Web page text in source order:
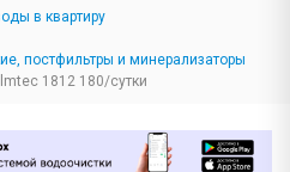
в квартиру
постфильтры и минерализаторы
1812 180/сутки